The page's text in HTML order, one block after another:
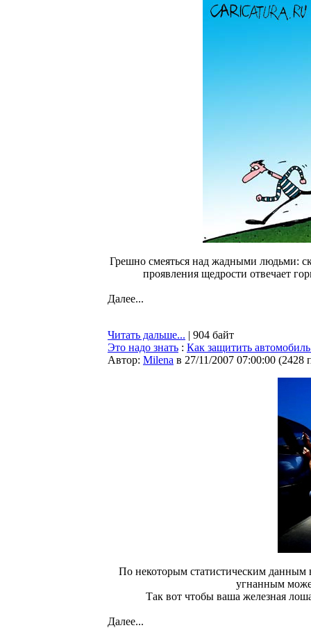
Грешно смеяться над жадными людьми:
проявления щедрости отвечает
Далее...
Читать дальше... | 904 байт
Это надо знать : Как защитить
Автор: Milena в 27/11/2007 07:00:00 (2428
По некоторым статистическим
угнанным
Так вот чтобы ваша железная
Далее...